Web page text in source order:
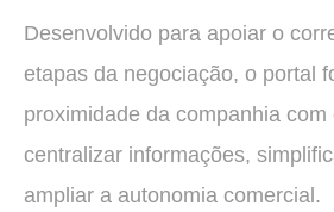
Desenvolvido para apoiar o
etapas da negociação, o portal
proximidade da companhia
centralizar informações,
ampliar a autonomia comercial.